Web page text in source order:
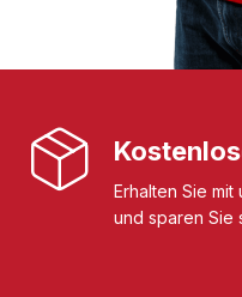
Erhalten Sie
und sparen Sie